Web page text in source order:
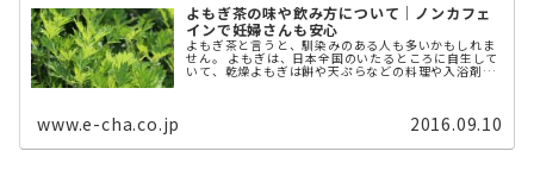
よもぎ茶の味や飲み方について｜ノンカフェ
インで妊婦さんも安心
よもぎ茶と言うと、馴染みのある人も多いかもしれま
せん。 よもぎは、日本全国のいたるところに自生して
いて、乾燥よもぎは餅や天ぷらなどの料理や入浴剤に
www.e-cha.co.jp 2016.09.10